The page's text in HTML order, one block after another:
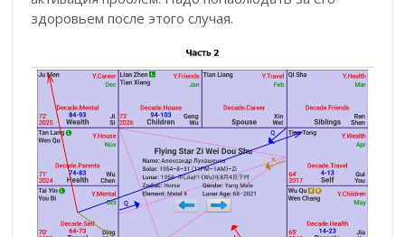
здоровьем после этого случая.